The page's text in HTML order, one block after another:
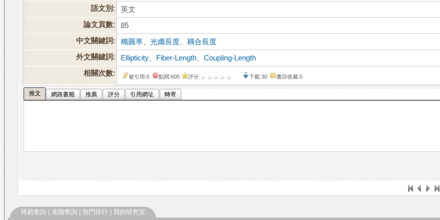
語文別:
英文
論文頁數:
85
中文關鍵詞:
橢圓率 、光纖長度 、耦合長度
外文關鍵詞:
Ellipticity Fiber-Length 、Coupling-Length
相關次數:
被引用:0 點閱:605 評分: 下載:30 書目收藏:0
推文 網路書籤 推薦 評分 引用網址 轉寄
簡易查詢 進階查詢 熱門排行 我的研究室